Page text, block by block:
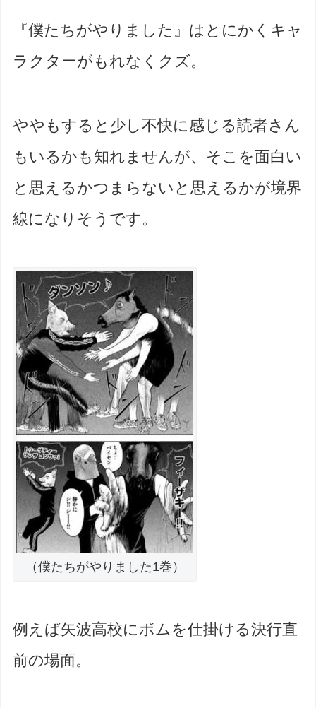
『僕たちがやりました』はとにかくキャ
ラクターがもれなくクズ。
ややもすると少し不快に感じる読者さん
もいるかも知れませんが、そこを面白い
と思えるかつまらないと思えるかが境界
線になりそうです。
（僕たちがやりました1巻）
例えば矢波高校にボムを仕掛ける決行直
前の場面。